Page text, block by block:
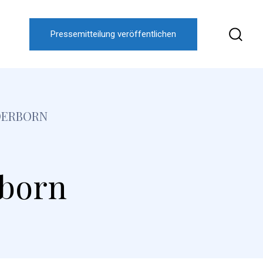
Pressemitteilung veröffentlichen